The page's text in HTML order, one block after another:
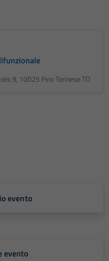
9, 10025 Pino Torinese TO
evento
evento